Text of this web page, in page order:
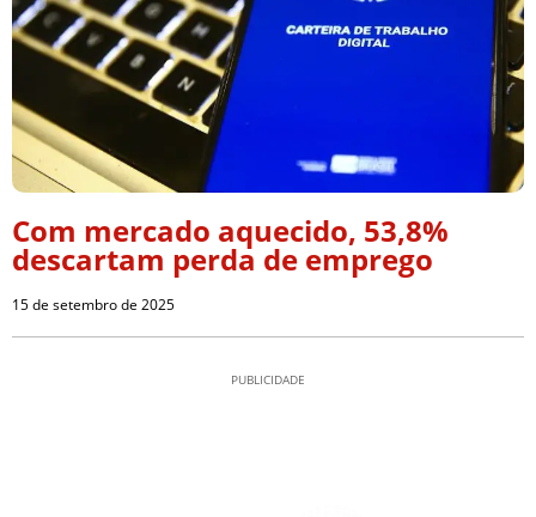
Com mercado aquecido, 53,8%
descartam perda de emprego
15 de setembro de 2025
PUBLICIDADE